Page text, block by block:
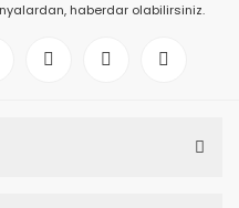
haberdar olabilirsiniz.